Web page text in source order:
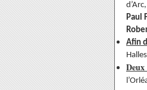
Paul
Afin